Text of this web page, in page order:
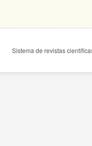
Sistema de revistas